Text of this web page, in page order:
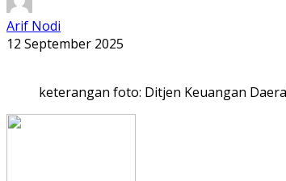
Arif Nodi
12 September 2025
keterangan foto: Ditjen Keuangan